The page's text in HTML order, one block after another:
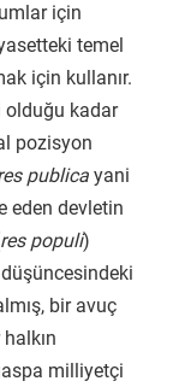
için
temel
için kullanır.
olduğu kadar
pozisyon
publica yani
eden devletin
res populi)
bir avuç
milliyetçi